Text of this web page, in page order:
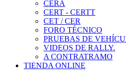
CET / CER
FORO TÉCNICO
PRUEBAS DE
VIDEOS DE RALLY.
A CONTRATRAMO
TIENDA ONLINE
NUEVO ANUNCIO